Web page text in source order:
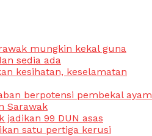
mungkin kekal guna
sedia ada
kesihatan, keselamatan
berpotensi pembekal ayam
Sarawak
jadikan 99 DUN asas
satu pertiga kerusi